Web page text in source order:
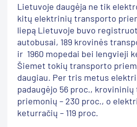
Lietuvoje daugėja ne tik
kitų elektrinių transporto
liepą Lietuvoje buvo
autobusai, 189 krovinės
ir 1960 mopedai bei lengvieji
Šiemet tokių transporto
daugiau. Per tris metus
padaugėjo 56 proc.,
priemonių – 230 proc., o
keturračių – 119 proc.